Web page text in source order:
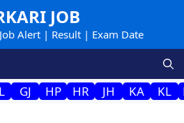
JOB
Alert | Result | Exam Date
GJ HP HR JH KA KL